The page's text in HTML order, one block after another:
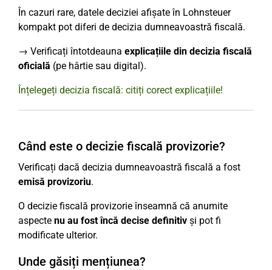
În cazuri rare, datele deciziei afișate în Lohnsteuer
kompakt pot diferi de decizia dumneavoastră fiscală.
→ Verificați întotdeauna explicațiile din decizia fiscală
oficială (pe hârtie sau digital).
Înțelegeți decizia fiscală: citiți corect explicațiile!
Când este o decizie fiscală provizorie?
Verificați dacă decizia dumneavoastră fiscală a fost
emisă provizoriu.
O decizie fiscală provizorie înseamnă că anumite
aspecte nu au fost încă decise definitiv și pot fi
modificate ulterior.
Unde găsiți mențiunea?